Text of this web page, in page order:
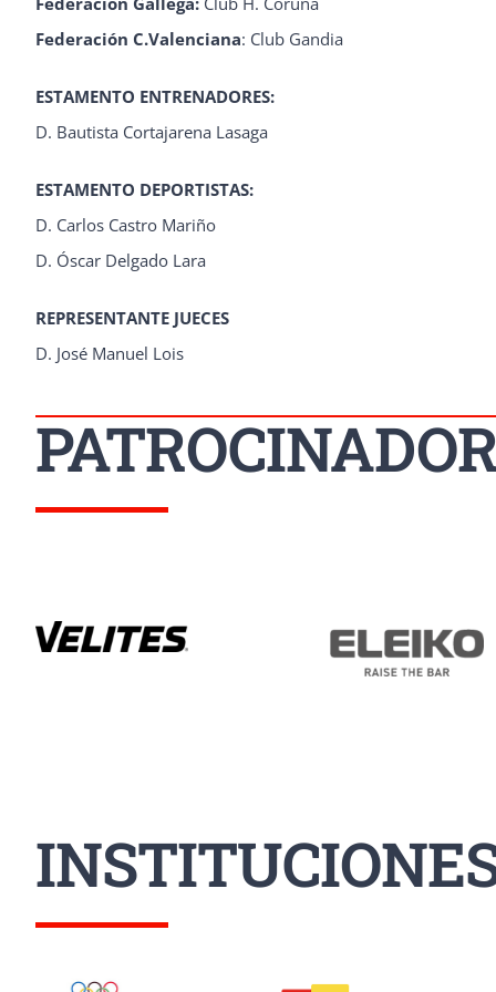
Federación C.Valenciana: Club Gandia
ESTAMENTO ENTRENADORES:
D. Bautista Cortajarena Lasaga
ESTAMENTO DEPORTISTAS:
D. Carlos Castro Mariño
D. Óscar Delgado Lara
REPRESENTANTE JUECES
D. José Manuel Lois